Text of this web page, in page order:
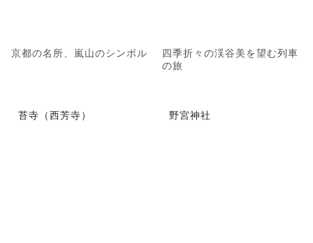
京都の名所、嵐山のシンボル
四季折々の渓谷美を望む列車
の旅
苔寺（西芳寺） 野宮神社